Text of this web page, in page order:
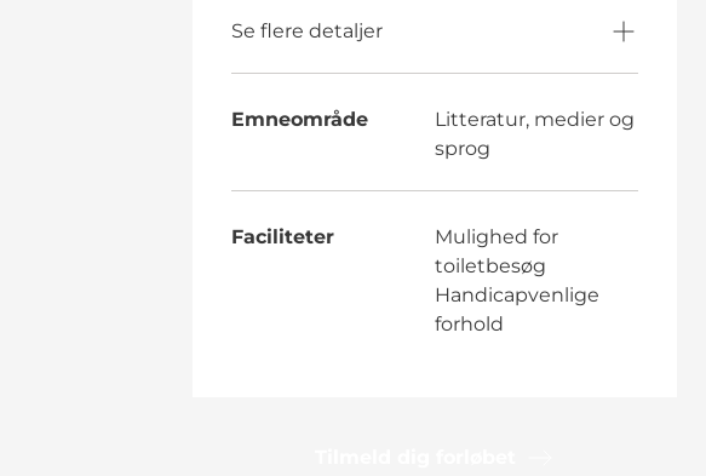
Se flere detaljer
Emneområde
Litteratur, medier og
sprog
Faciliteter
Mulighed for
toiletbesøg
Handicapvenlige
forhold